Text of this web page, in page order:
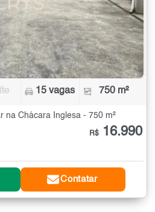
15 vagas 750 m²
na Chácara Inglesa - 750 m²
R$ 16.990
Contatar